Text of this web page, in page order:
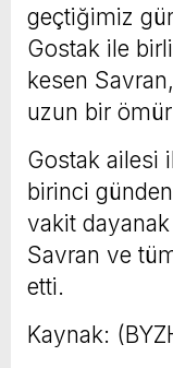
geçtiğimiz
Gostak ile
kesen
uzun bir
Gostak ailesi
birinci
vakit
Savran ve
etti.
Kaynak: